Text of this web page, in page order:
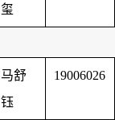
玺
马舒
钰
19006026